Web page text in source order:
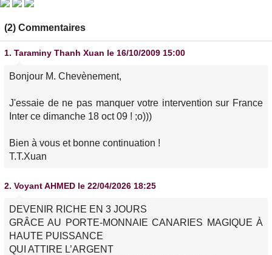
(2) Commentaires
1. Taraminy Thanh Xuan le 16/10/2009 15:00
Bonjour M. Chevènement,
J'essaie de ne pas manquer votre intervention sur France
Inter ce dimanche 18 oct 09 ! ;o)))
Bien à vous et bonne continuation !
T.T.Xuan
2. Voyant AHMED le 22/04/2026 18:25
DEVENIR RICHE EN 3 JOURS
GRÂCE AU PORTE-MONNAIE CANARIES MAGIQUE À
HAUTE PUISSANCE
QUI ATTIRE L’ARGENT